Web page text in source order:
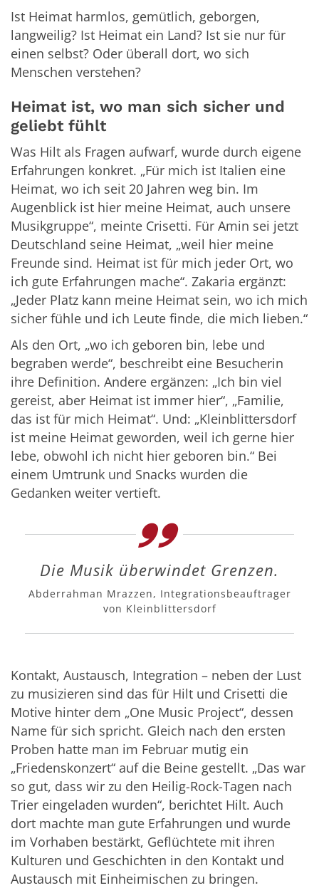
Ist Heimat harmlos, gemütlich, geborgen,
langweilig? Ist Heimat ein Land? Ist sie nur für
einen selbst? Oder überall dort, wo sich
Menschen verstehen?
Heimat ist, wo man sich sicher und
geliebt fühlt
Was Hilt als Fragen aufwarf, wurde durch eigene
Erfahrungen konkret. „Für mich ist Italien eine
Heimat, wo ich seit 20 Jahren weg bin. Im
Augenblick ist hier meine Heimat, auch unsere
Musikgruppe“, meinte Crisetti. Für Amin sei jetzt
Deutschland seine Heimat, „weil hier meine
Freunde sind. Heimat ist für mich jeder Ort, wo
ich gute Erfahrungen mache“. Zakaria ergänzt:
„Jeder Platz kann meine Heimat sein, wo ich mich
sicher fühle und ich Leute finde, die mich lieben.“
Als den Ort, „wo ich geboren bin, lebe und
begraben werde“, beschreibt eine Besucherin
ihre Definition. Andere ergänzen: „Ich bin viel
gereist, aber Heimat ist immer hier“, „Familie,
das ist für mich Heimat“. Und: „Kleinblittersdorf
ist meine Heimat geworden, weil ich gerne hier
lebe, obwohl ich nicht hier geboren bin.“ Bei
einem Umtrunk und Snacks wurden die
Gedanken weiter vertieft.
Die Musik überwindet Grenzen.
Abderrahman Mrazzen, Integrationsbeauftrager
von Kleinblittersdorf
Kontakt, Austausch, Integration – neben der Lust
zu musizieren sind das für Hilt und Crisetti die
Motive hinter dem „One Music Project“, dessen
Name für sich spricht. Gleich nach den ersten
Proben hatte man im Februar mutig ein
„Friedenskonzert“ auf die Beine gestellt. „Das war
so gut, dass wir zu den Heilig-Rock-Tagen nach
Trier eingeladen wurden“, berichtet Hilt. Auch
dort machte man gute Erfahrungen und wurde
im Vorhaben bestärkt, Geflüchtete mit ihren
Kulturen und Geschichten in den Kontakt und
Austausch mit Einheimischen zu bringen.